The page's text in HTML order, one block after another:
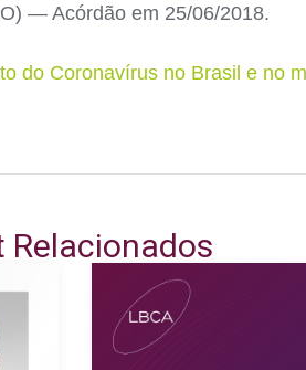
— Acórdão em 25/06/2018.
do Coronavírus no Brasil e no
Relacionados